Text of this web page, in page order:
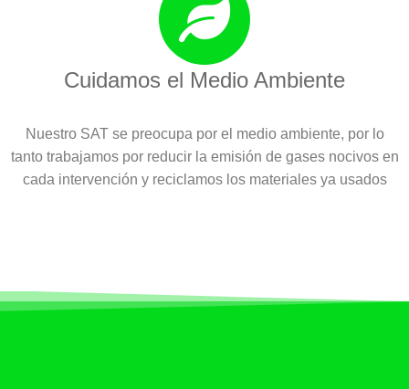
Cuidamos el Medio Ambiente
Nuestro SAT se preocupa por el medio ambiente, por lo
tanto trabajamos por reducir la emisión de gases nocivos en
cada intervención y reciclamos los materiales ya usados